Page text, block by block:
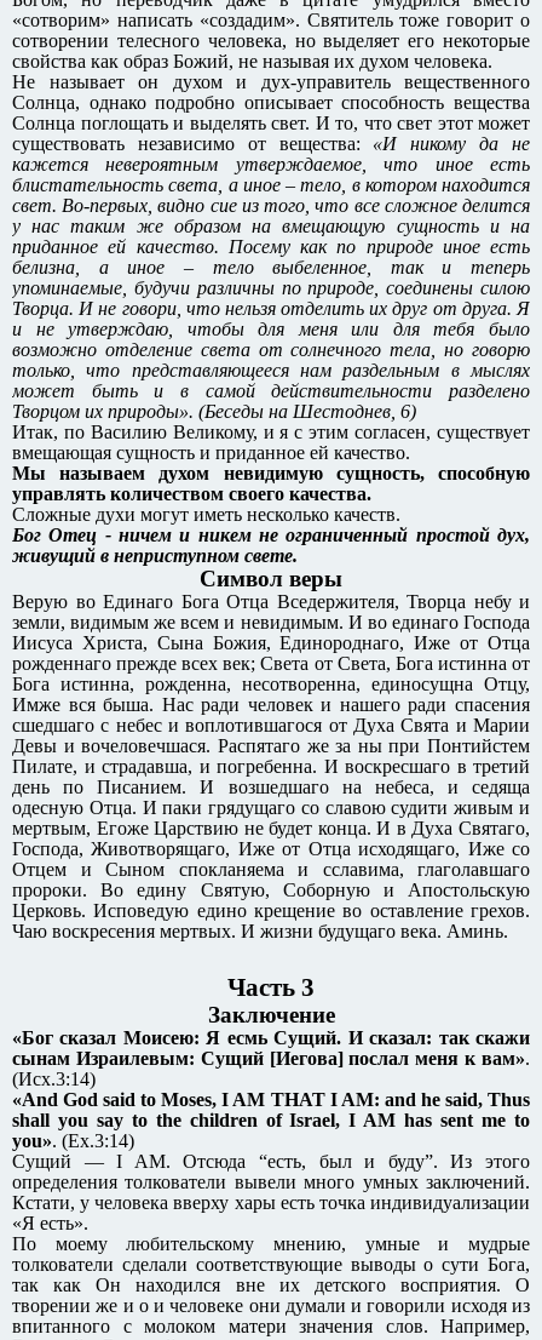
«сотворим» написать «создадим». Святитель тоже говорит о
сотворении телесного человека, но выделяет его некоторые
свойства как образ Божий, не называя их духом человека.
Не называет он духом и дух-управитель вещественного
Солнца, однако подробно описывает способность вещества
Солнца поглощать и выделять свет. И то, что свет этот может
существовать независимо от вещества: «И никому да не
кажется невероятным утверждаемое, что иное есть
блистательность света, а иное – тело, в котором находится
свет. Во-первых, видно сие из того, что все сложное делится
у нас таким же образом на вмещающую сущность и на
приданное ей качество. Посему как по природе иное есть
белизна, а иное – тело выбеленное, так и теперь
упоминаемые, будучи различны по природе, соединены силою
Творца. И не говори, что нельзя отделить их друг от друга. Я
и не утверждаю, чтобы для меня или для тебя было
возможно отделение света от солнечного тела, но говорю
только, что представляющееся нам раздельным в мыслях
может быть и в самой действительности разделено
Творцом их природы». (Беседы на Шестоднев, 6)
Итак, по Василию Великому, и я с этим согласен, существует
вмещающая сущность и приданное ей качество.
Мы называем духом невидимую сущность, способную
управлять количеством своего качества.
Сложные духи могут иметь несколько качеств.
Бог Отец - ничем и никем не ограниченный простой дух,
живущий в неприступном свете.
Символ веры
Верую во Единаго Бога Отца Вседержителя, Творца небу и
земли, видимым же всем и невидимым. И во единаго Господа
Иисуса Христа, Сына Божия, Единороднаго, Иже от Отца
рожденнаго прежде всех век; Света от Света, Бога истинна от
Бога истинна, рожденна, несотворенна, единосущна Отцу,
Имже вся быша. Нас ради человек и нашего ради спасения
сшедшаго с небес и воплотившагося от Духа Свята и Марии
Девы и вочеловечшася. Распятаго же за ны при Понтийстем
Пилате, и страдавша, и погребенна. И воскресшаго в третий
день по Писанием. И возшедшаго на небеса, и седяща
одесную Отца. И паки грядущаго со славою судити живым и
мертвым, Егоже Царствию не будет конца. И в Духа Святаго,
Господа, Животворящаго, Иже от Отца исходящаго, Иже со
Отцем и Сыном спокланяема и сславима, глаголавшаго
пророки. Во едину Святую, Соборную и Апостольскую
Церковь. Исповедую едино крещение во оставление грехов.
Чаю воскресения мертвых. И жизни будущаго века. Аминь.
Часть 3
Заключение
«Бог сказал Моисею: Я есмь Сущий. И сказал: так скажи
сынам Израилевым: Сущий [Иегова] послал меня к вам».
(Исх.3:14)
«And God said to Moses, I AM THAT I AM: and he said, Thus
shall you say to the children of Israel, I AM has sent me to
you». (Ex.3:14)
Сущий — I AM. Отсюда “есть, был и буду”. Из этого
определения толкователи вывели много умных заключений.
Кстати, у человека вверху хары есть точка индивидуализации
«Я есть».
По моему любительскому мнению, умные и мудрые
толкователи сделали соответствующие выводы о сути Бога,
так как Он находился вне их детского восприятия. О
творении же и о и человеке они думали и говорили исходя из
впитанного с молоком матери значения слов. Например,